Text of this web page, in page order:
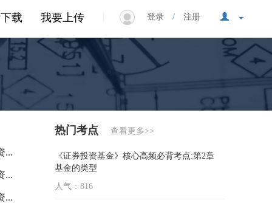
登录 / 注册
我要上传
载
...
...
...
热门考点 查看更多>>
《证券投资基金》核心高频必背考点:第2章
基金的类型
人气：816